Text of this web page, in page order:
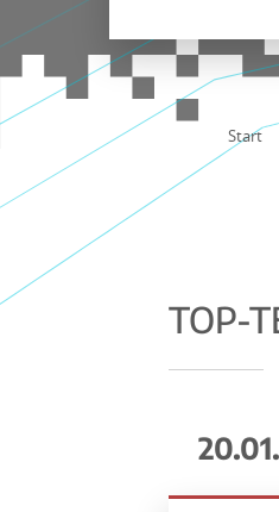
Start
TOP-